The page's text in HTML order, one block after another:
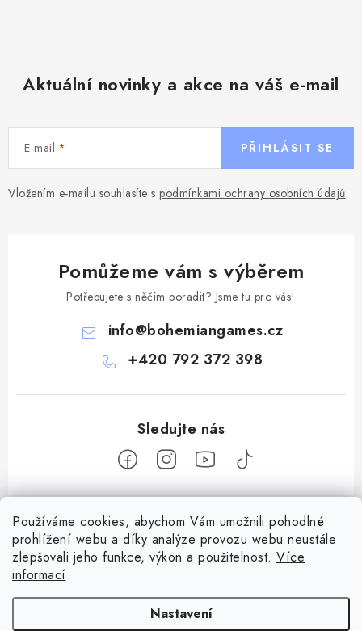
Používáme cookies, abychom Vám umožnili pohodlné
prohlížení webu a díky analýze provozu webu neustále
zlepšovali jeho funkce, výkon a použitelnost. Více
informací
Nastavení
Aktuální novinky a akce na váš e-mail
E-mail
Vložením e-mailu souhlasíte s podmínkami ochrany osobních údajů
PŘIHLÁSIT SE
Pomůžeme vám s výběrem
Potřebujete s něčím poradit? Jsme tu pro vás!
info@bohemiangames.cz
+420 792 372 398
Z
Informace pro vás
Obchodní podmínky
Doprava a platba
Facebook